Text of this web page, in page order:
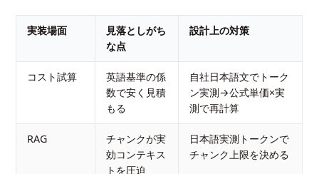
実装場面
見落としがち
な点
設計上の対策
コスト試算
英語基準の係
数で安く見積
もる
自社日本語文でトーク
ン実測→公式単価×実
測で再計算
RAG
チャンクが実
効コンテキス
トを圧迫
日本語実測トークンで
チャンク上限を決める